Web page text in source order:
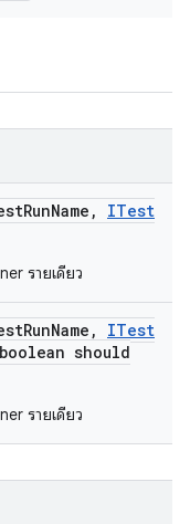
RunName ,
ITest
รายเดียว
RunName ,
ITest
boolean should
รายเดียว